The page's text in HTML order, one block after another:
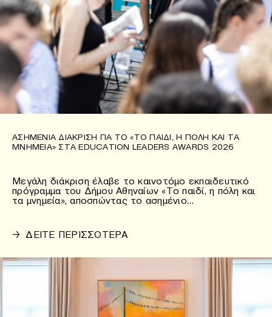
ΑΣΗΜΈΝΙΑ ΔΙΆΚΡΙΣΗ ΓΙΑ ΤΟ «ΤΟ ΠΑΙΔΊ, Η ΠΌΛΗ ΚΑΙ ΤΑ
ΜΝΗΜΕΊΑ» ΣΤΑ EDUCATION LEADERS AWARDS 2026
Μεγάλη διάκριση έλαβε το καινοτόμο εκπαιδευτικό
πρόγραμμα του Δήμου Αθηναίων «Το παιδί, η πόλη και
τα μνημεία», αποσπώντας το ασημένιο…
→ ΔΕΙΤΕ ΠΕΡΙΣΣΟΤΕΡΑ